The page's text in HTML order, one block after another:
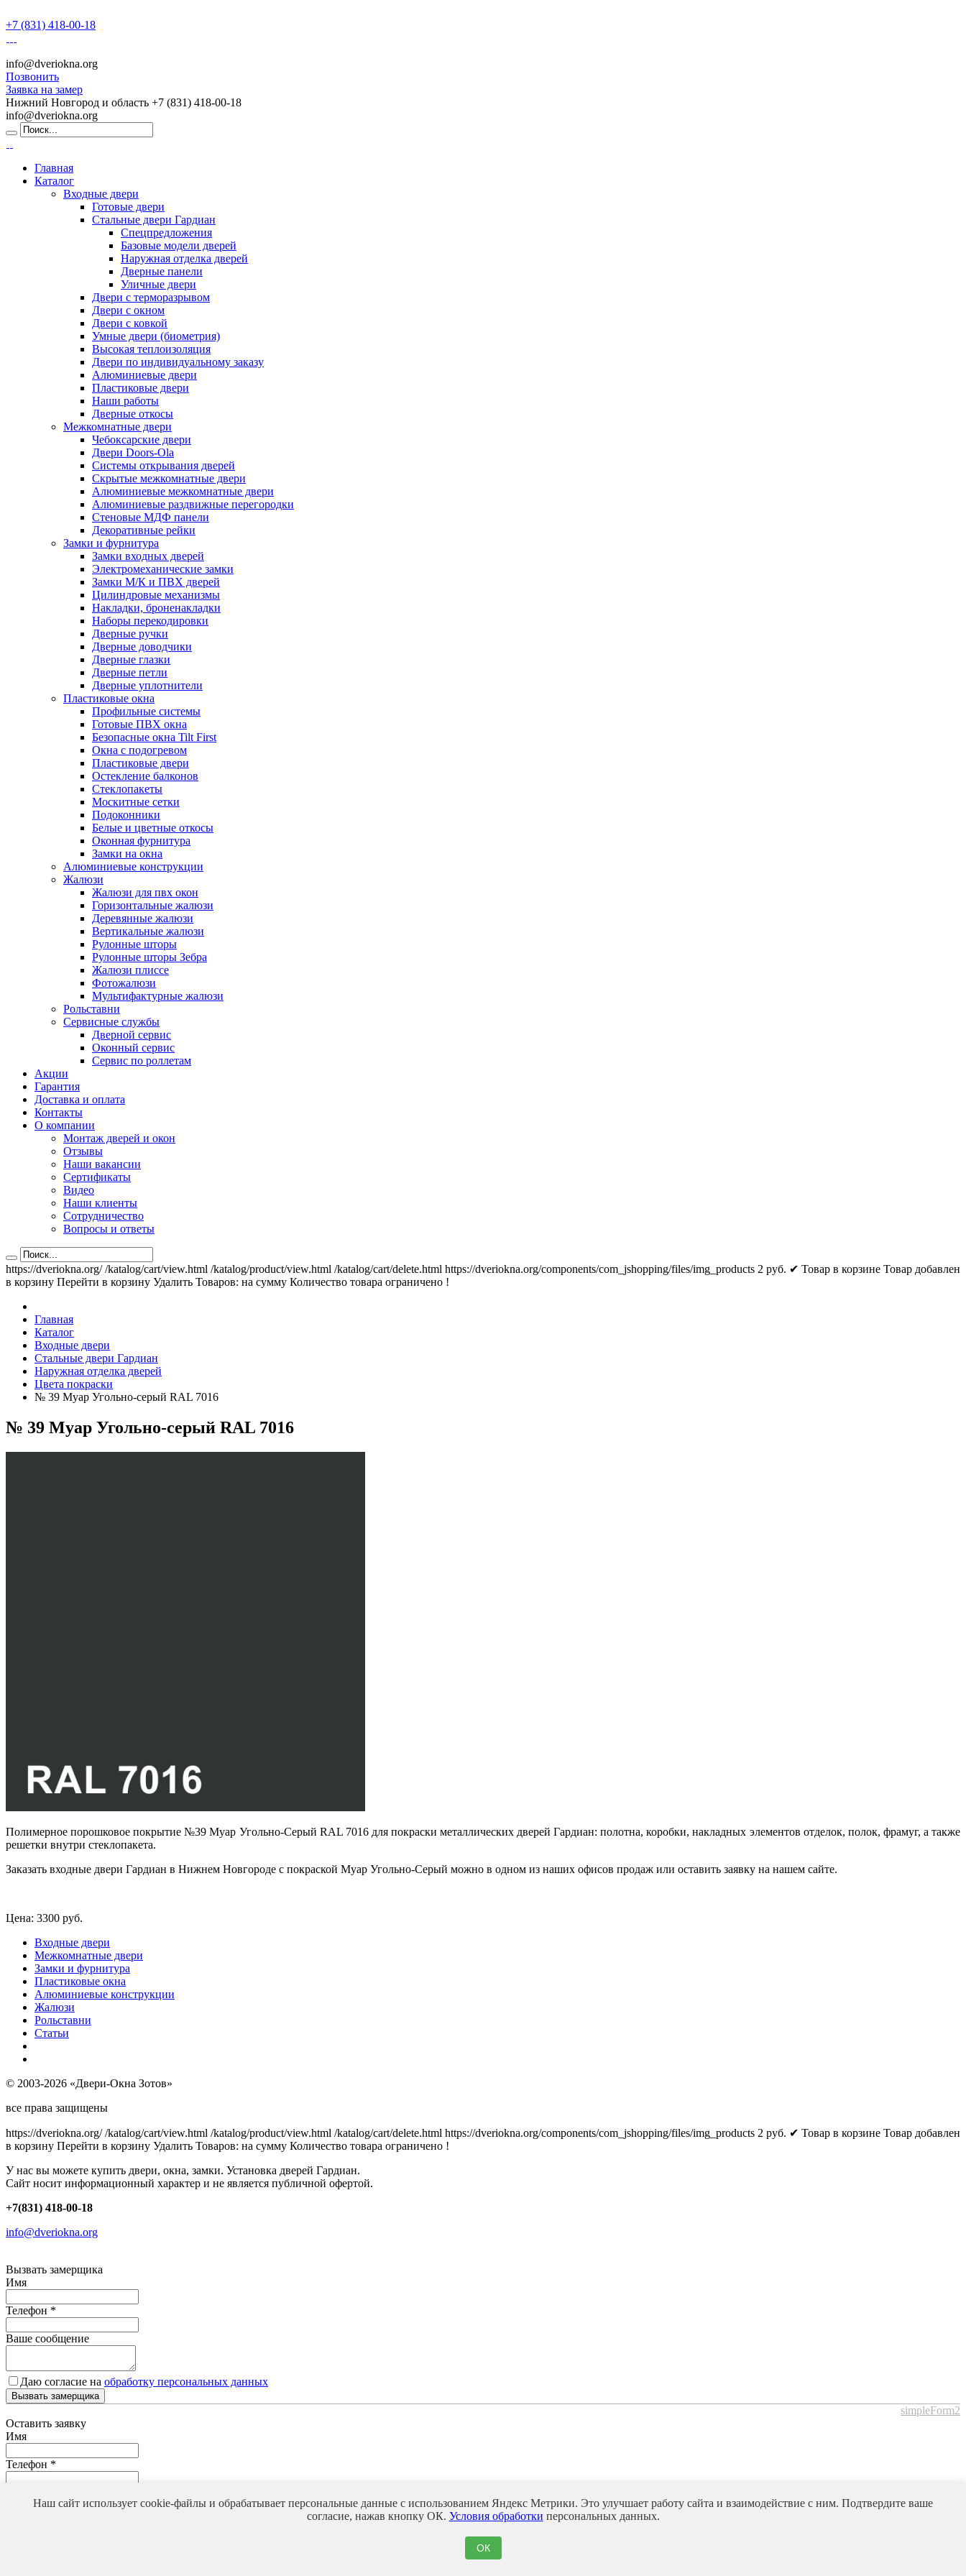
+7 (831) 418-00-18
info@dveriokna.org
Позвонить
Заявка на замер
Нижний Новгород и область +7 (831) 418-00-18
info@dveriokna.org
Главная
Каталог
Входные двери
Готовые двери
Стальные двери Гардиан
Спецпредложения
Базовые модели дверей
Наружная отделка дверей
Дверные панели
Уличные двери
Двери с терморазрывом
Двери с окном
Двери с ковкой
Умные двери (биометрия)
Высокая теплоизоляция
Двери по индивидуальному заказу
Алюминиевые двери
Пластиковые двери
Наши работы
Дверные откосы
Межкомнатные двери
Чебоксарские двери
Двери Doors-Ola
Системы открывания дверей
Скрытые межкомнатные двери
Алюминиевые межкомнатные двери
Алюминиевые раздвижные перегородки
Стеновые МДФ панели
Декоративные рейки
Замки и фурнитура
Замки входных дверей
Электромеханические замки
Замки М/К и ПВХ дверей
Цилиндровые механизмы
Накладки, броненакладки
Наборы перекодировки
Дверные ручки
Дверные доводчики
Дверные глазки
Дверные петли
Дверные уплотнители
Пластиковые окна
Профильные системы
Готовые ПВХ окна
Безопасные окна Tilt First
Окна с подогревом
Пластиковые двери
Остекление балконов
Стеклопакеты
Москитные сетки
Подоконники
Белые и цветные откосы
Оконная фурнитура
Замки на окна
Алюминиевые конструкции
Жалюзи
Жалюзи для пвх окон
Горизонтальные жалюзи
Деревянные жалюзи
Вертикальные жалюзи
Рулонные шторы
Рулонные шторы Зебра
Жалюзи плиссе
Фотожалюзи
Мультифактурные жалюзи
Рольставни
Сервисные службы
Дверной сервис
Оконный сервис
Сервис по роллетам
Акции
Гарантия
Доставка и оплата
Контакты
О компании
Монтаж дверей и окон
Отзывы
Наши вакансии
Сертификаты
Видео
Наши клиенты
Сотрудничество
Вопросы и ответы
https://dveriokna.org/ /katalog/cart/view.html /katalog/product/view.html /katalog/cart/delete.html https://dveriokna.org/components/com_jshopping/files/img_products 2 руб. ✔ Товар в корзине Товар добавлен
в корзину Перейти в корзину Удалить Товаров: на сумму Количество товара ограничено !
Главная
Каталог
Входные двери
Стальные двери Гардиан
Наружная отделка дверей
Цвета покраски
№ 39 Муар Угольно-серый RAL 7016
№ 39 Муар Угольно-серый RAL 7016
Полимерное порошковое покрытие №39 Муар Угольно-Серый RAL 7016 для покраски металлических дверей Гардиан: полотна, коробки, накладных элементов отделок, полок, фрамуг, а также
решетки внутри стеклопакета.
Заказать входные двери Гардиан в Нижнем Новгороде с покраской Муар Угольно-Серый можно в одном из наших офисов продаж или оставить заявку на нашем сайте.
Цена: 3300 руб.
Входные двери
Межкомнатные двери
Замки и фурнитура
Пластиковые окна
Алюминиевые конструкции
Жалюзи
Рольставни
Статьи
© 2003-2026 «Двери-Окна Зотов»
все права защищены
https://dveriokna.org/ /katalog/cart/view.html /katalog/product/view.html /katalog/cart/delete.html https://dveriokna.org/components/com_jshopping/files/img_products 2 руб. ✔ Товар в корзине Товар добавлен
в корзину Перейти в корзину Удалить Товаров: на сумму Количество товара ограничено !
У нас вы можете купить двери, окна, замки. Установка дверей Гардиан.
Сайт носит информационный характер и не является публичной офертой.
+7(831) 418-00-18
info@dveriokna.org
Вызвать замерщика
Имя
Телефон *
Ваше сообщение
Даю согласие на обработку персональных данных
Вызвать замерщика
simpleForm2
Оставить заявку
Имя
Телефон *
Наш сайт использует cookie-файлы и обрабатывает персональные данные с использованием Яндекс Метрики. Это улучшает работу сайта и взаимодействие с ним. Подтвердите ваше
согласие, нажав кнопку ОК. Условия обработки персональных данных.
ОК